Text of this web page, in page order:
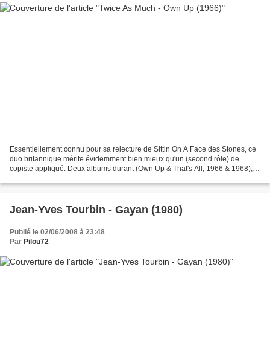
Essentiellement connu pour sa relecture de Sittin On A Face des Stones, ce
duo britannique mérite évidemment bien mieux qu'un (second rôle) de
copiste appliqué. Deux albums durant (Own Up & That's All, 1966 & 1968),
Jean-Yves Tourbin - Gayan (1980)
Publié le 02/06/2008 à 23:48
Par Pilou72